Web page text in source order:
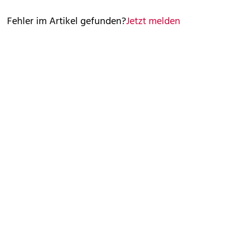
Fehler im Artikel gefunden?Jetzt melden